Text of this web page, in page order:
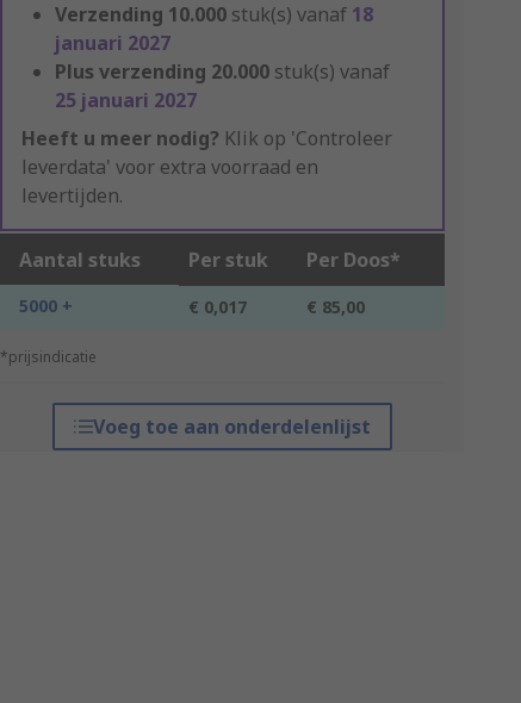
Verzending 10.000 stuk(s) vanaf 18
januari 2027
Plus verzending 20.000 stuk(s) vanaf
25 januari 2027
Heeft u meer nodig? Klik op 'Controleer
leverdata' voor extra voorraad en
levertijden.
Aantal stuks Per stuk Per Doos*
5000 + € 0,017 € 85,00
*prijsindicatie
Voeg toe aan onderdelenlijst